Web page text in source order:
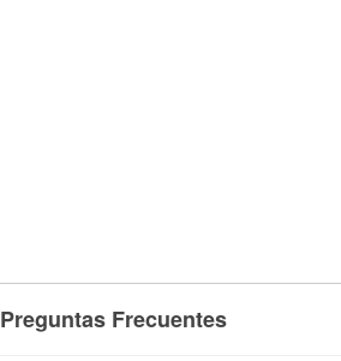
Preguntas Frecuentes